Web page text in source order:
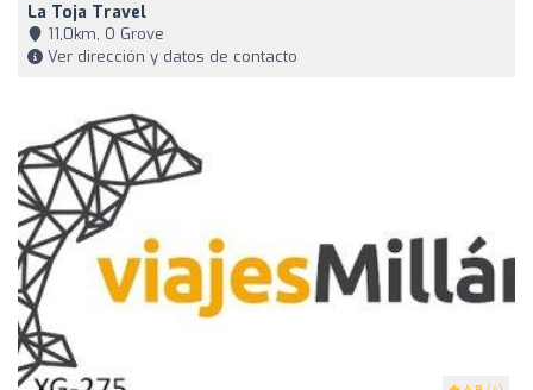
La Toja Travel
11,0km, O Grove
Ver dirección y datos de contacto